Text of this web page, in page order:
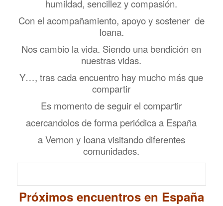
humildad, sencillez y compasión.
Con el acompañamiento, apoyo y sostener de
Ioana.
Nos cambio la vida. Siendo una bendición en
nuestras vidas.
Y…, tras cada encuentro hay mucho más que
compartir
Es momento de seguir el compartir
acercandolos de forma periódica a España
a Vernon y Ioana visitando diferentes
comunidades.
Próximos encuentros en España